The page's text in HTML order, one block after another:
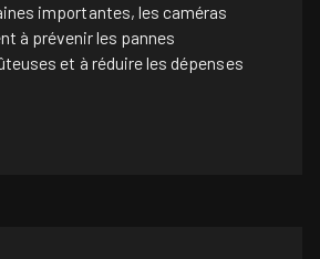
importantes, les caméras
à prévenir les pannes
et à réduire les dépenses